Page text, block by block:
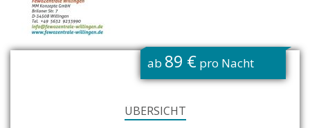
ab 89 € pro Nacht
ÜBERSICHT